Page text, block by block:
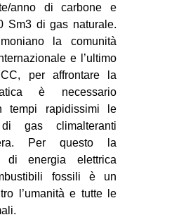
RECENSIONI
AFRICA
AMERICHE
ORIENTE
EUROPA
ORIENTE
EVENTI
anno di carbone e
Sm3 di gas naturale.
la comunità
e l’ultimo
per affrontare la
è necessario
tempi rapidissimi le
gas climalteranti
Per questo la
di energia elettrica
fossili è un
l’umanità e tutte le